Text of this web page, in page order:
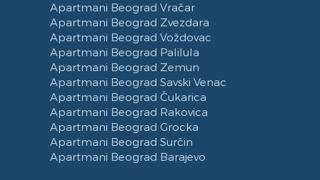
Apartmani Beograd Vračar
Apartmani Beograd Zvezdara
Apartmani Beograd Voždovac
Apartmani Beograd Palilula
Apartmani Beograd Zemun
Apartmani Beograd Savski Venac
Apartmani Beograd Čukarica
Apartmani Beograd Rakovica
Apartmani Beograd Grocka
Apartmani Beograd Surčin
Apartmani Beograd Barajevo